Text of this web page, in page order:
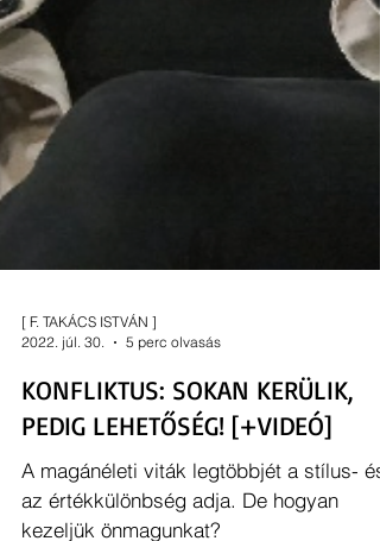
[ F. TAKÁCS ISTVÁN ]
2022. júl. 30.
5 perc olvasás
KONFLIKTUS: SOKAN KERÜLIK,
PEDIG LEHETŐSÉG! [+VIDEÓ]
A magánéleti viták legtöbbjét a stílus- és